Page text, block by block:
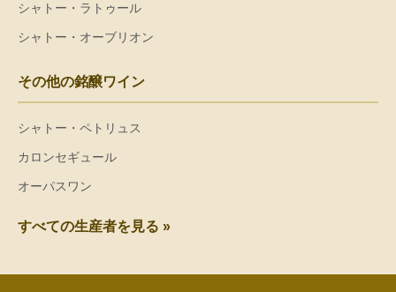
シャトー・ラトゥール
シャトー・オーブリオン
その他の銘醸ワイン
シャトー・ペトリュス
カロンセギュール
オーパスワン
すべての生産者を見る »